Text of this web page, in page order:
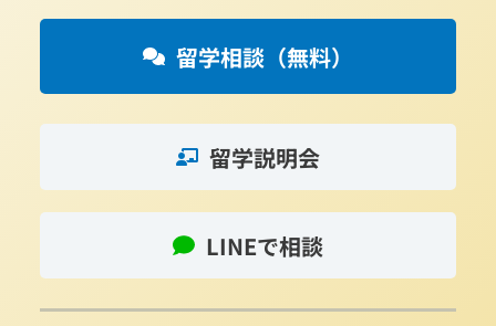
留学相談（無料）
留学説明会
LINEで相談